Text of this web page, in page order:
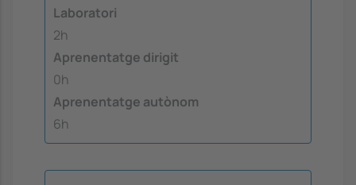
Laboratori
2h
Aprenentatge dirigit
0h
Aprenentatge autònom
6h